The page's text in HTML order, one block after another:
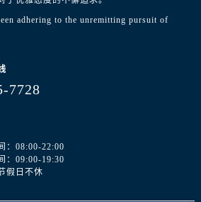
adhering to the unremitting pursuit of
7728
：08:00-22:00
：09:00-19:30
假日不休